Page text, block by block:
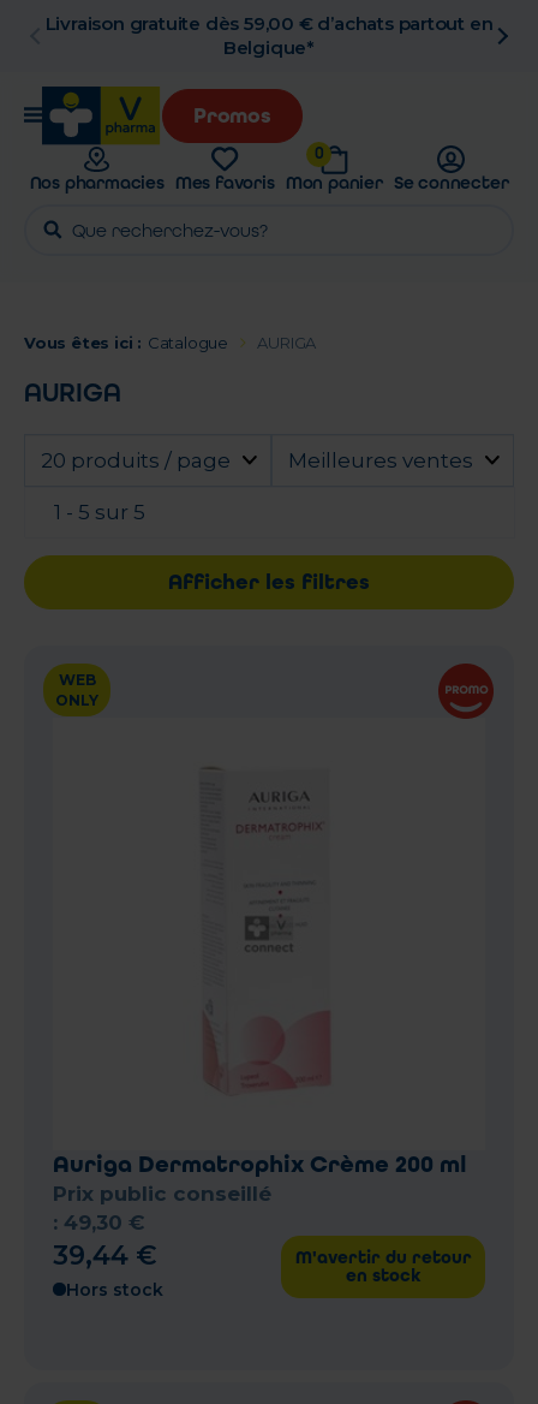
Retrait en pharmacie gratuit
Promos
Nos pharmacies Mes favoris
0
Mon panier Se connecter
Vous êtes ici : Catalogue AURIGA
AURIGA
20 produits / page Meilleures ventes
1 - 5 sur 5
Afficher les filtres
WEB
ONLY
Auriga Dermatrophix Crème 200 ml
Prix public conseillé
: 49,30 €
39,44 €
Hors stock
M'avertir du retour
en stock